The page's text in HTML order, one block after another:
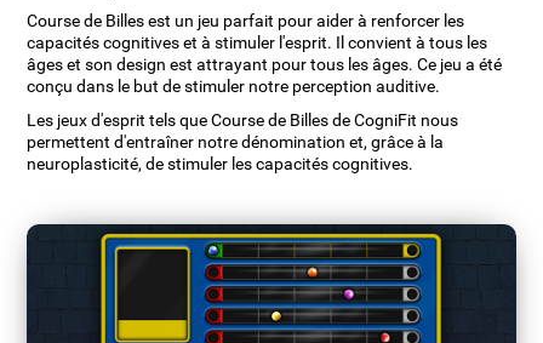
Course de Billes est un jeu parfait pour aider à renforcer les
capacités cognitives et à stimuler l'esprit. Il convient à tous les
âges et son design est attrayant pour tous les âges. Ce jeu a été
conçu dans le but de stimuler notre perception auditive.
Les jeux d'esprit tels que Course de Billes de CogniFit nous
permettent d'entraîner notre dénomination et, grâce à la
neuroplasticité, de stimuler les capacités cognitives.